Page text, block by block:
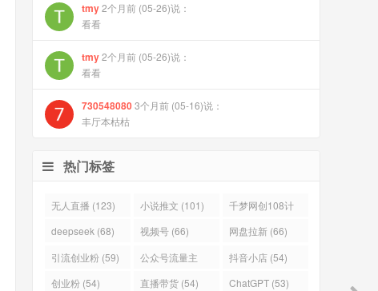
tmy2个月前 (05-26)说：
看看
tmy2个月前 (05-26)说：
看看
7305480803个月前 (05-16)说：
丰厅本枯枯
热门标签
无人直播 (123) 小说推文 (101)
千梦网创108计
(101)
deepseek (68) 视频号 (66)
网盘拉新 (66)
引流创业粉 (59)
公众号流量主
(57)
抖音小店 (54)
创业粉 (54)
直播带货 (54)
ChatGPT (53)